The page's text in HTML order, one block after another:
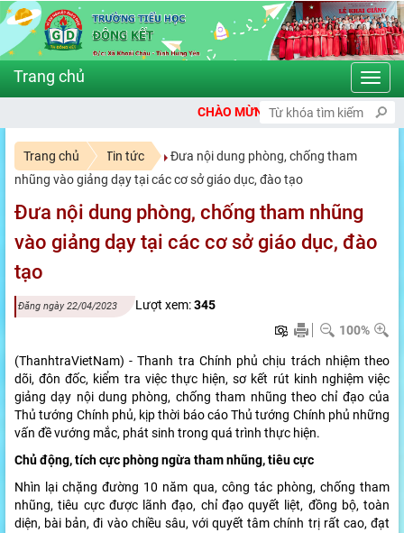
CHÀO MỪNG BẠN ĐẾN VỚI CỔNG THÔNG
Trang chủ Tin tức
Đưa nội dung phòng, chống tham
nhũng vào giảng dạy tại các cơ sở giáo dục, đào tạo
Đưa nội dung phòng, chống tham nhũng
vào giảng dạy tại các cơ sở giáo dục, đào
tạo
Đăng ngày 22/04/2023 Lượt xem:345
100%
(ThanhtraVietNam) - Thanh tra Chính phủ chịu trách nhiệm theo
dõi, đôn đốc, kiểm tra việc thực hiện, sơ kết rút kinh nghiệm việc
giảng dạy nội dung phòng, chống tham nhũng theo chỉ đạo của
Thủ tướng Chính phủ, kịp thời báo cáo Thủ tướng Chính phủ những
vấn đề vướng mắc, phát sinh trong quá trình thực hiện.
Chủ động, tích cực phòng ngừa tham nhũng, tiêu cực
Nhìn lại chặng đường 10 năm qua, công tác phòng, chống tham
nhũng, tiêu cực được lãnh đạo, chỉ đạo quyết liệt, đồng bộ, toàn
diện, bài bản, đi vào chiều sâu, với quyết tâm chính trị rất cao, đạt